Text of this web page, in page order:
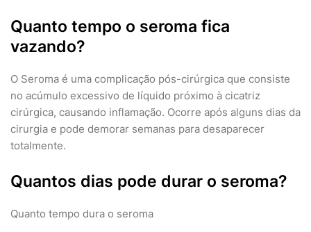
Quanto tempo o seroma fica
vazando?
O Seroma é uma complicação pós-cirúrgica que consiste
no acúmulo excessivo de líquido próximo à cicatriz
cirúrgica, causando inflamação. Ocorre após alguns dias da
cirurgia e pode demorar semanas para desaparecer
totalmente.
Quantos dias pode durar o seroma?
Quanto tempo dura o seroma